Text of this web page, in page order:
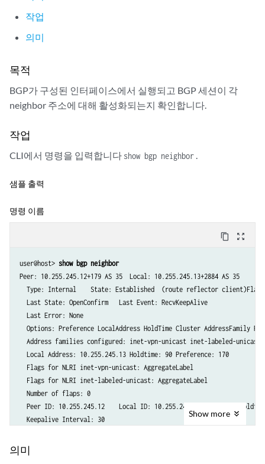
작업
의미
목적
BGP가 구성된 인터페이스에서 실행되고 BGP 세션이 각
neighbor 주소에 대해 활성화되는지 확인합니다.
작업
CLI에서 명령을 입력합니다 show bgp neighbor .
샘플 출력
명령 이름
content_copy zoom_out_map
user@host> show bgp neighbor
Peer: 10.255.245.12+179 AS 35  Local: 10.255.245.13+2884 AS 35
Type: Internal    State: Established  (route reflector
  Last State: OpenConfirm   Last Event: RecvKeepAlive
  Last Error: None
Options: Preference LocalAddress HoldTime Cluster AddressFamily
  Address families configured: inet-vpn-unicast inet-labeled-unicast
  Local Address: 10.255.245.13 Holdtime: 90 Preference: 170
  Flags for NLRI inet-vpn-unicast: AggregateLabel
  Flags for NLRI inet-labeled-unicast: AggregateLabel
  Number of flaps: 0
Peer ID: 10.255.245.12    Local ID: 10.255.245.13    Active
  Keepalive Interval: 30
  NLRI for this session: inet-vpn-unicast inet-labeled-unicast
  Peer supports Refresh capability (2)
Show more
의미